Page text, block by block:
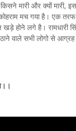
मारी और क्यों मारी,
मच गया है। एक
होने लगे है। रामधारी
वाले सभी लोगो से